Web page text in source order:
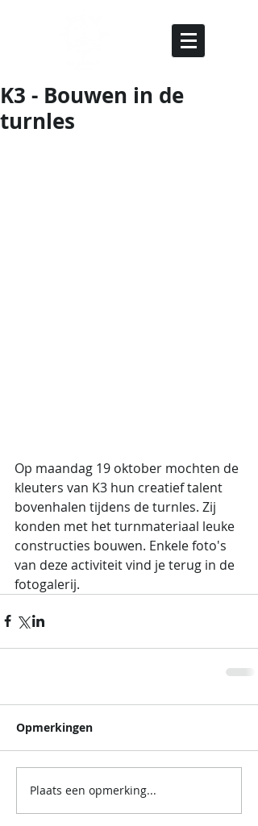
K3 - Bouwen in de
turnles
Op maandag 19 oktober mochten de
kleuters van K3 hun creatief talent
bovenhalen tijdens de turnles. Zij
konden met het turnmateriaal leuke
constructies bouwen. Enkele foto's
van deze activiteit vind je terug in de
fotogalerij.
Opmerkingen
Plaats een opmerking...